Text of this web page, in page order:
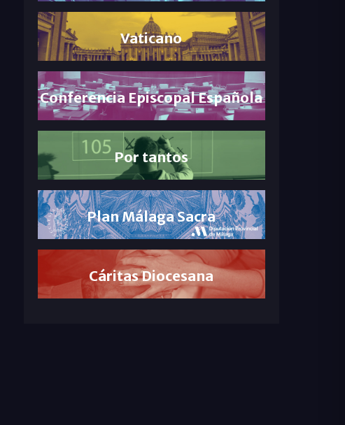
Vaticano
Conferencia Episcopal Española
Por tantos
Plan Málaga Sacra
Cáritas Diocesana